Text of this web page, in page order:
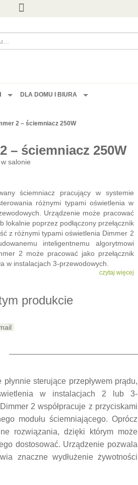
DLA DOMU I BIURA
2 – ściemniacz 250W
– ściemniacz 250W
ściemniacz pracujący w systemie
różnymi typami oświetlenia w
Urządzenie może pracować
lokalnie poprzez podłączony przełącznik
z różnymi typami oświetlenia Dimmer 2
inteligentnemu algorytmowi
2 może pracować jako przełącznik
w instalacjach 3-przewodowych.
czytaj więcej
produkcie
sterujące przepływem prądu,
w instalacjach 2 lub 3-
2 współpracuje z przyciskami
modułu ściemniającego. Oprócz
rozwiązania, dzięki którym może
dostosować. Urządzenie pozwala
znaczne wydłużenie żywotności